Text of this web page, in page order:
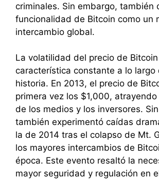
criminales. Sin embargo, también
funcionalidad de Bitcoin como un
intercambio global.
La volatilidad del precio de
característica constante a lo largo
historia. En 2013, el precio de
primera vez los $1,000,
de los medios y los inversores.
también experimentó caídas
la de 2014 tras el colapso de Mt.
los mayores intercambios de
época. Este evento resaltó la
mayor seguridad y regulación en